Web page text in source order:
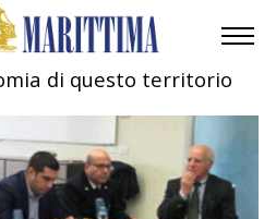
di questo territorio